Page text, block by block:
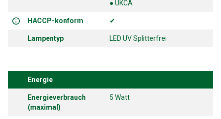
● UKCA
HACCP-konform ✔
Lampentyp LED UV Splitterfrei
Energie
Energieverbrauch
(maximal)
5 Watt